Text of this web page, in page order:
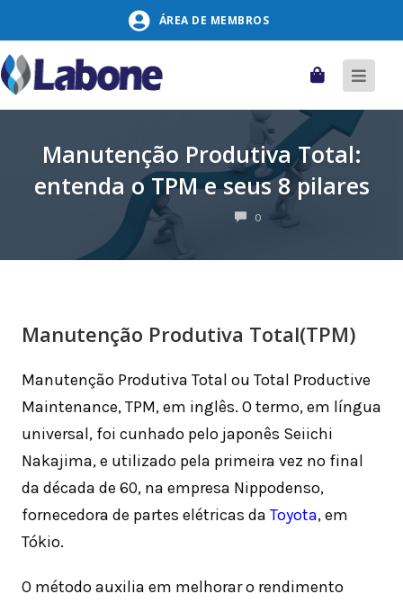
conteúdo
ÁREA DE MEMBROS
Carrinho
Manutenção Produtiva Total:
entenda o TPM e seus 8 pilares
0 COMENTÁRIOS
Manutenção Produtiva Total(TPM)
Manutenção Produtiva Total ou Total Productive
Maintenance, TPM, em inglês. O termo, em língua
universal, foi cunhado pelo japonês Seiichi
Nakajima, e utilizado pela primeira vez no final
da década de 60, na empresa Nippodenso,
fornecedora de partes elétricas da Toyota, em
Tókio.
O método auxilia em melhorar o rendimento